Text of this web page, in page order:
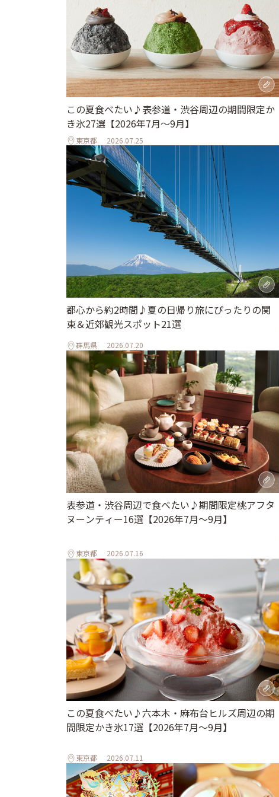
この夏食べたい♪表参道・渋谷周辺の期間限定か
き氷27選【2026年7月～9月】
東京都 2026.07.25
都心から約2時間♪夏の日帰り旅にぴったりの関
東＆近郊観光スポット21選
群馬県 2026.07.20
表参道・渋谷周辺で食べたい♪期間限定桃アフタ
ヌーンティー16選【2026年7月～9月】
東京都 2026.07.16
この夏食べたい♪六本木・麻布台ヒルズ周辺の期
間限定かき氷17選【2026年7月～9月】
東京都 2026.07.11